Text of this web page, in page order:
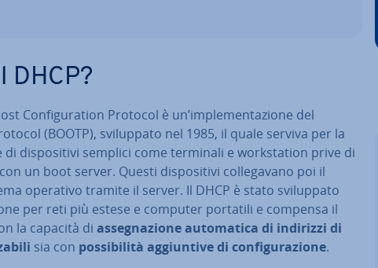
DHCP?
Con­fi­gu­ra­tion Protocol è un’im­ple­men­ta­zio­ne del
(BOOTP), svi­lup­pa­to nel 1985, il quale serviva per la
di di­spo­si­ti­vi semplici come terminali e work­sta­tion prive di
un boot server. Questi di­spo­si­ti­vi col­le­ga­va­no poi il
operativo tramite il server. Il DHCP è stato svi­lup­pa­to
per reti più estese e computer portatili e compensa il
la capacità di as­se­gna­zio­ne au­to­ma­ti­ca di indirizzi di
sia con pos­si­bi­li­tà ag­giun­ti­ve di con­fi­gu­ra­zio­ne.